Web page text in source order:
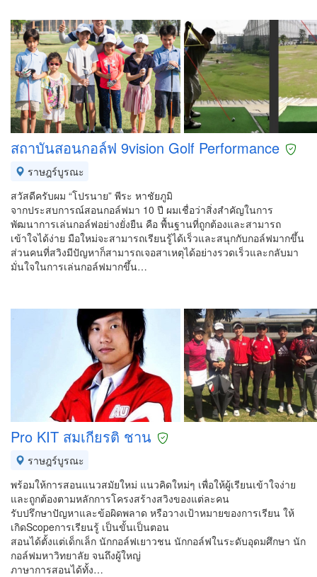
สถาบันสอนกอล์ฟ 9vision Golf Performance
ราษฎร์บูรณะ
สวัสดีครับผม “โปรนาย” พีระ หาชัยภูมิ
จากประสบการณ์สอนกอล์ฟมา 10 ปี ผมเชื่อว่าสิ่งสำคัญในการ
พัฒนาการเล่นกอล์ฟอย่างยั่งยืน คือ พื้นฐานที่ถูกต้องและสามารถ
เข้าใจได้ง่าย มือใหม่จะสามารถเรียนรู้ได้เร็วและสนุกกับกอล์ฟมากขึ้น
ส่วนคนที่สวิงมีปัญหาก็สามารถเจอสาเหตุได้อย่างรวดเร็วและกลับมา
มั่นใจในการเล่นกอล์ฟมากขึ้น…
Pro KIT สมเกียรติ ชาน
ราษฎร์บูรณะ
พร้อมให้การสอนแนวสมัยใหม่ แนวคิดใหม่ๆ เพื่อให้ผู้เรียนเข้าใจง่าย
และถูกต้องตามหลักการโครงสร้างสวิงของแต่ละคน
รับปรึกษาปัญหาและข้อผิดพลาด หรือวางเป้าหมายของการเรียน ให้
เกิดScopeการเรียนรู้ เป็นขั้นเป็นตอน
สอนได้ตั้งแต่เด็กเล็ก นักกอล์ฟเยาวชน นักกอล์ฟในระดับอุดมศึกษา นัก
กอล์ฟมหาวิทยาลัย จนถึงผู้ใหญ่
ภาษาการสอนได้ทั้ง…